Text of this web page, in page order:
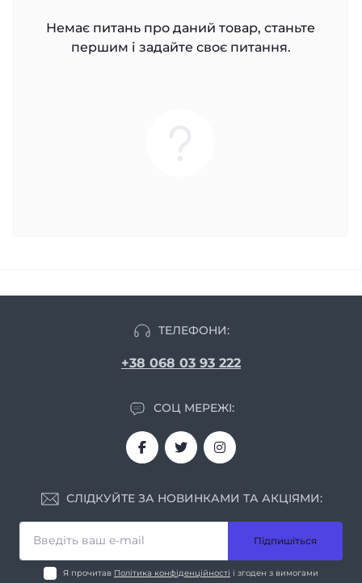
Немає питань про даний товар, станьте
першим і задайте своє питання.
ТЕЛЕФОНИ:
+38 068 03 93 222
СОЦ МЕРЕЖІ:
СЛІДКУЙТЕ ЗА НОВИНКАМИ ТА АКЦІЯМИ:
Підпишіться
Я прочитав Політика конфіденційності і згоден з вимогами